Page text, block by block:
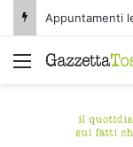
Appuntamenti
Menu